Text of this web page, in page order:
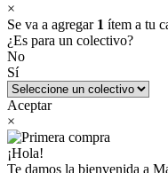
×
Se va a agregar 1 ítem a tu
¿Es para un colectivo?
No
Sí
Aceptar
×
¡Hola!
Te damos la bienvenida a